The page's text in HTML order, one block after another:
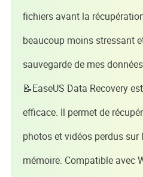
fichiers avant la
beaucoup moins stressant
sauvegarde de mes
📝EaseUS Data Recovery
efficace. Il permet de
photos et vidéos perdus sur
mémoire. Compatible avec